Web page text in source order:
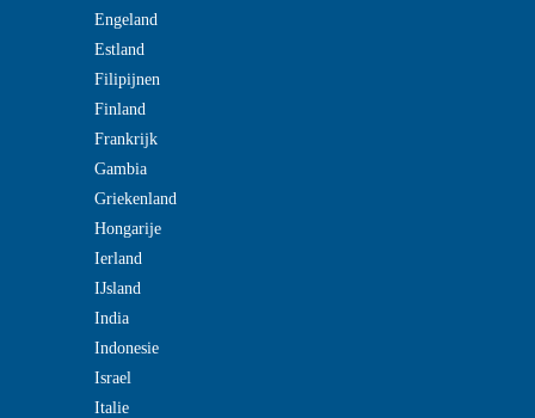
Engeland
Estland
Filipijnen
Finland
Frankrijk
Gambia
Griekenland
Hongarije
Ierland
IJsland
India
Indonesie
Israel
Italie